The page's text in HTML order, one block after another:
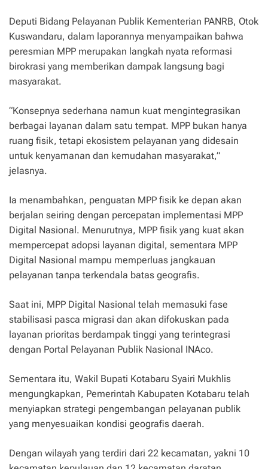
Deputi Bidang Pelayanan Publik Kementerian PANRB, Otok
Kuswandaru, dalam laporannya menyampaikan bahwa
peresmian MPP merupakan langkah nyata reformasi
birokrasi yang memberikan dampak langsung bagi
masyarakat.
“Konsepnya sederhana namun kuat mengintegrasikan
berbagai layanan dalam satu tempat. MPP bukan hanya
ruang fisik, tetapi ekosistem pelayanan yang didesain
untuk kenyamanan dan kemudahan masyarakat,”
jelasnya.
Ia menambahkan, penguatan MPP fisik ke depan akan
berjalan seiring dengan percepatan implementasi MPP
Digital Nasional. Menurutnya, MPP fisik yang kuat akan
mempercepat adopsi layanan digital, sementara MPP
Digital Nasional mampu memperluas jangkauan
pelayanan tanpa terkendala batas geografis.
Saat ini, MPP Digital Nasional telah memasuki fase
stabilisasi pasca migrasi dan akan difokuskan pada
layanan prioritas berdampak tinggi yang terintegrasi
dengan Portal Pelayanan Publik Nasional INAco.
Sementara itu, Wakil Bupati Kotabaru Syairi Mukhlis
mengungkapkan, Pemerintah Kabupaten Kotabaru telah
menyiapkan strategi pengembangan pelayanan publik
yang menyesuaikan kondisi geografis daerah.
Dengan wilayah yang terdiri dari 22 kecamatan, yakni 10